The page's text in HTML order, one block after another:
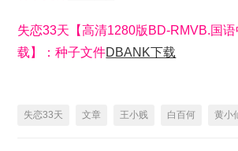
失恋33天【高清1280版BD-RMVB.国
载】：种子文件DBANK下载
失恋33天 文章 王小贱 白百何 黄小